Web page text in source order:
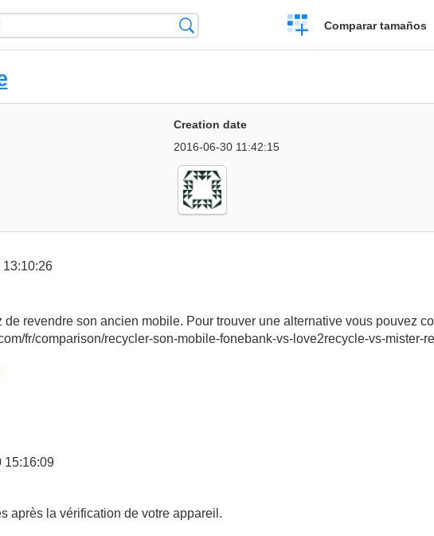
Crear
una
Comparar tamaños
Creation date
2016-06-30 11:42:15
de revendre son ancien mobile. Pour trouver une alternative vous pouvez
fr/comparison/recycler-son-mobile-fonebank-vs-love2recycle-vs-mister-
15:16:09
après la vérification de votre appareil.